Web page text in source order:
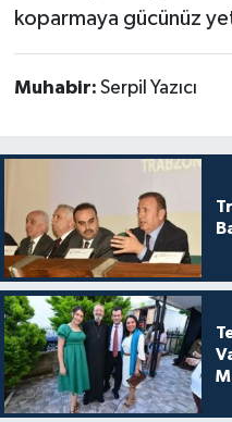
koparmaya gücünüz
Muhabir: Serpil Yazıcı